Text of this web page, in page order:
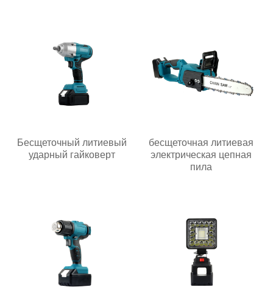
Бесщеточный литиевый
ударный гайковерт
бесщеточная литиевая
электрическая цепная
пила